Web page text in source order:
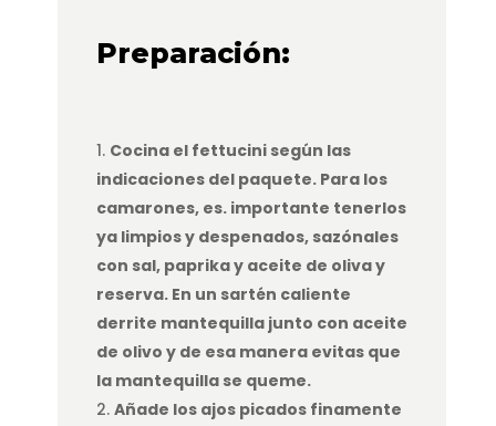
Preparación:
Cocina el fettucini según las
indicaciones del paquete. Para los
camarones, es. importante tenerlos
ya limpios y despenados, sazónales
con sal, paprika y aceite de oliva y
reserva. En un sartén caliente
derrite mantequilla junto con aceite
de olivo y de esa manera evitas que
la mantequilla se queme.
Añade los ajos picados finamente